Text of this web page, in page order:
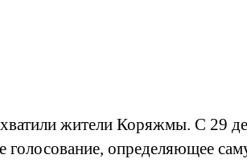
жители Коряжмы. С 29
голосование, определяющее